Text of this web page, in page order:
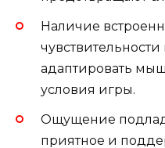
Наличие
адаптировать
условия игры.
Ощущение
приятное и